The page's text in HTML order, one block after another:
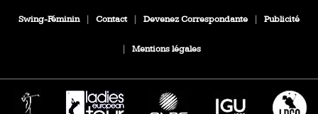
Swing-Féminin | Contact | Devenez Correspondante | Publicité
| Mentions légales